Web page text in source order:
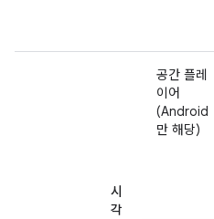
시
각
공간 플레
이어
(Android
만 해당)